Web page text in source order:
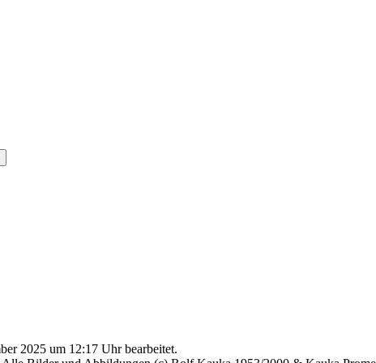
2025 um 12:17 Uhr bearbeitet.